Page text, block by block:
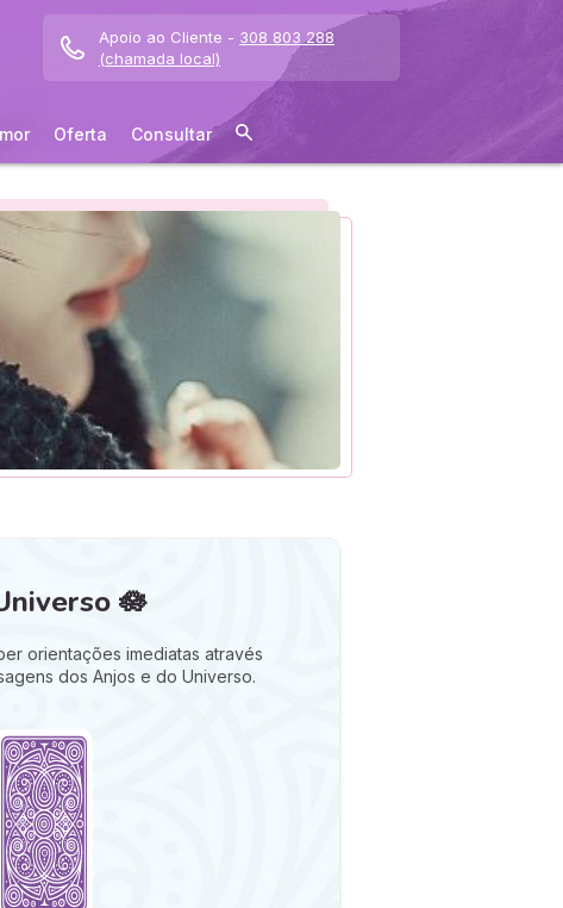
Apoio ao Cliente - 308 803 288
(chamada local)
Oferta Consultar
🪷
orientações imediatas através
dos Anjos e do Universo.